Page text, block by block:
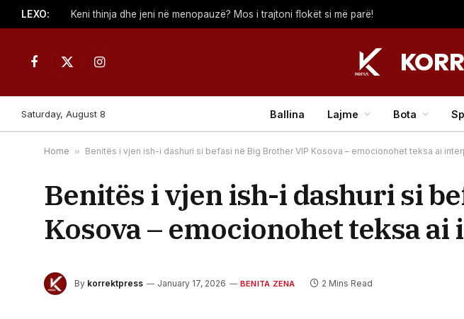
LEXO: Keni thinja dhe jeni në menopauzë? Mos i trajtoni flokët si më parë!
Facebook
X
Instagram
Saturday, August 8 Ballina Lajme Bota
Home » Benitës i vjen ish-i dashuri si befasi në Big Brother VIP Kosova – emocionohet teksa ai
Benitës i vjen ish-i dashuri si
Kosova – emocionohet teksa
By korrektpress January 17, 2026 BENITA ZENA 2 Mins Read